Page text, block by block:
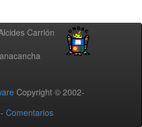
Carrión
Copyright © 2002-
- Comentarios